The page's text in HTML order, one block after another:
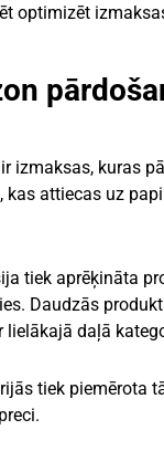
optimizēt
izmaksas, kuras
attiecas uz
tiek aprēķināta
Daudzās
lielākajā daļā
tiek piemērota